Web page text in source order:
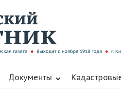
Документы